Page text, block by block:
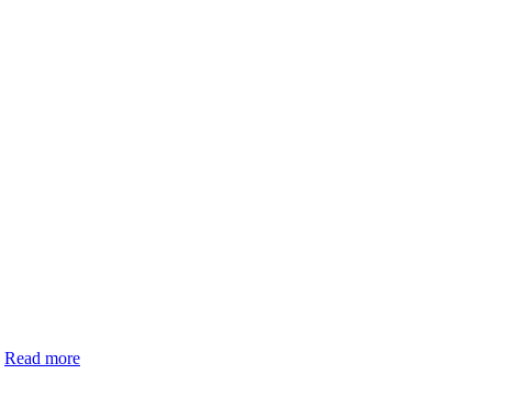
Read more